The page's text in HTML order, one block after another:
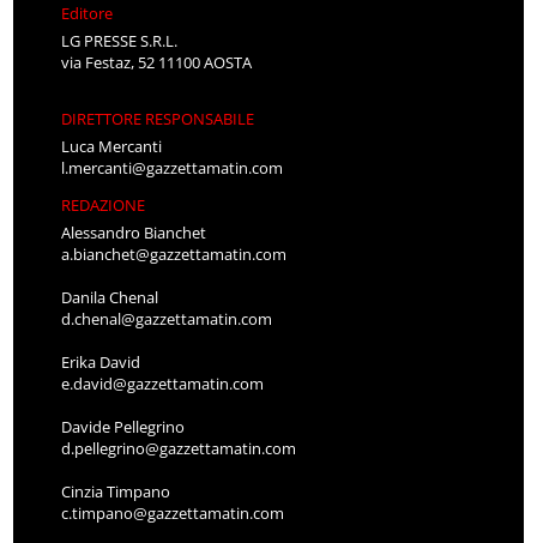
Editore
LG PRESSE S.R.L.
via Festaz, 52 11100 AOSTA
DIRETTORE RESPONSABILE
Luca Mercanti
l.mercanti@gazzettamatin.com
REDAZIONE
Alessandro Bianchet
a.bianchet@gazzettamatin.com
Danila Chenal
d.chenal@gazzettamatin.com
Erika David
e.david@gazzettamatin.com
Davide Pellegrino
d.pellegrino@gazzettamatin.com
Cinzia Timpano
c.timpano@gazzettamatin.com